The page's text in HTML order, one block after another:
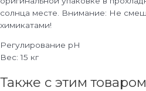
солнца месте. Внимание: Не
химикатами!
Регулирование pH
Вес: 15 кг
Также с этим